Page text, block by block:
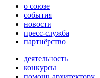
о союзе
события
новости
пресс-служба
партнёрство
деятельность
конкурсы